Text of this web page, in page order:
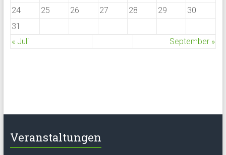
24
25 26 27 28 29
30
31
« Juli
September »
Veranstaltungen